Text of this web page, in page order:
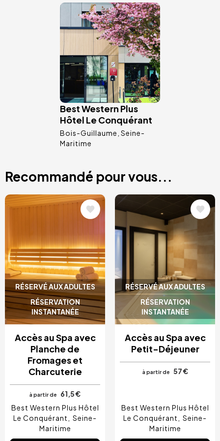
Image
Best Western Plus
Hôtel Le Conquérant
Bois-Guillaume Seine-
Maritime
Recommandé pour vous...
RÉSERVÉ AUX ADULTES
RÉSERVATION
INSTANTANÉE
Image
Accès au Spa avec
Planche de
Fromages et
Charcuterie
à partir de
61,5 €
Best Western Plus Hôtel
Le Conquérant
Seine-
Maritime
RÉSERVÉ AUX ADULTES
RÉSERVATION
INSTANTANÉE
Image
Accès au Spa avec
Petit-Déjeuner
à partir de 57 €
Best Western Plus Hôtel
Le Conquérant
Seine-
Maritime